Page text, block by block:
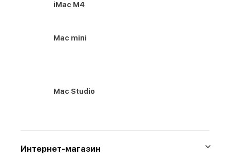
iMac M4
Mac mini
Mac Studio
Интернет-магазин